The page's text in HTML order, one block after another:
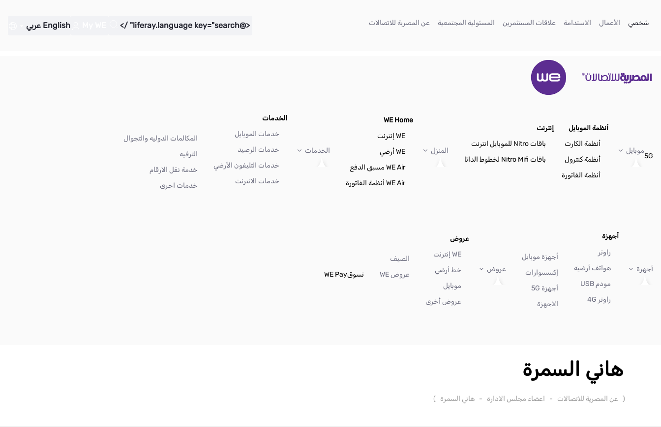
شخصي
الأعمال الاستدامة
(current) علاقات المستثمرين
(current) المسئولية المجتمعية
(current) عن المصرية للاتصالات <@liferay.language key="search" />
English عربي
5G
موبايل
أنظمة الموبايل
أنظمة الكارت
أنظمة كنترول
أنظمة الفاتورة
إنترنت
باقات Nitro للموبايل انترنت
باقات Nitro Mifi لخطوط الداتا
المنزل
WE Home
WE إنترنت
WE أرضي
WE Air مسبق الدفع
WE Air أنظمة الفاتورة
الخدمات
الخدمات
خدمات الموبايل
خدمات الرصيد
خدمات التليفون الأرضي
خدمات الانترنت
المكالمات الدوليه والتجوال
الترفيه
خدمة نقل الارقام
خدمات اخرى
أجهزة
أجهزة
راوتر
هواتف أرضية
مودم USB
راوتر 4G
أجهزة موبايل
إكسسوارات
أجهزة 5G
الاجهزة
عروض
عروض
WE إنترنت
خط أرضي
موبايل
عروض أخرى
الصيف
عروض WE
تسوقWE Pay
هاني السمرة
( عن المصرية للاتصالات - اعضاء مجلس الادارة - هاني السمرة )